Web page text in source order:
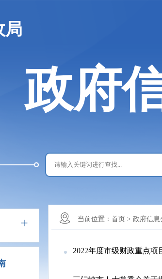
局
政府
+ 当前位置： 首页 > 政府信息
2022年度市级财政重点